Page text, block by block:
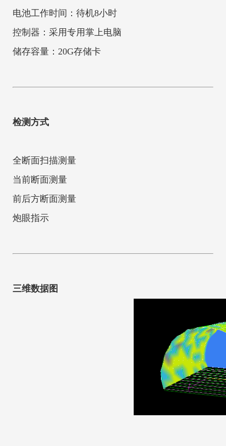
电池工作时间：待机8小时
控制器：采用专用掌上电脑
储存容量：20G存储卡
检测方式
全断面扫描测量
当前断面测量
前后方断面测量
炮眼指示
三维数据图